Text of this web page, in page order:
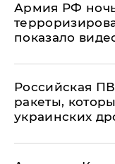
Армия РФ
показало
Российская
ракеты,
украинских